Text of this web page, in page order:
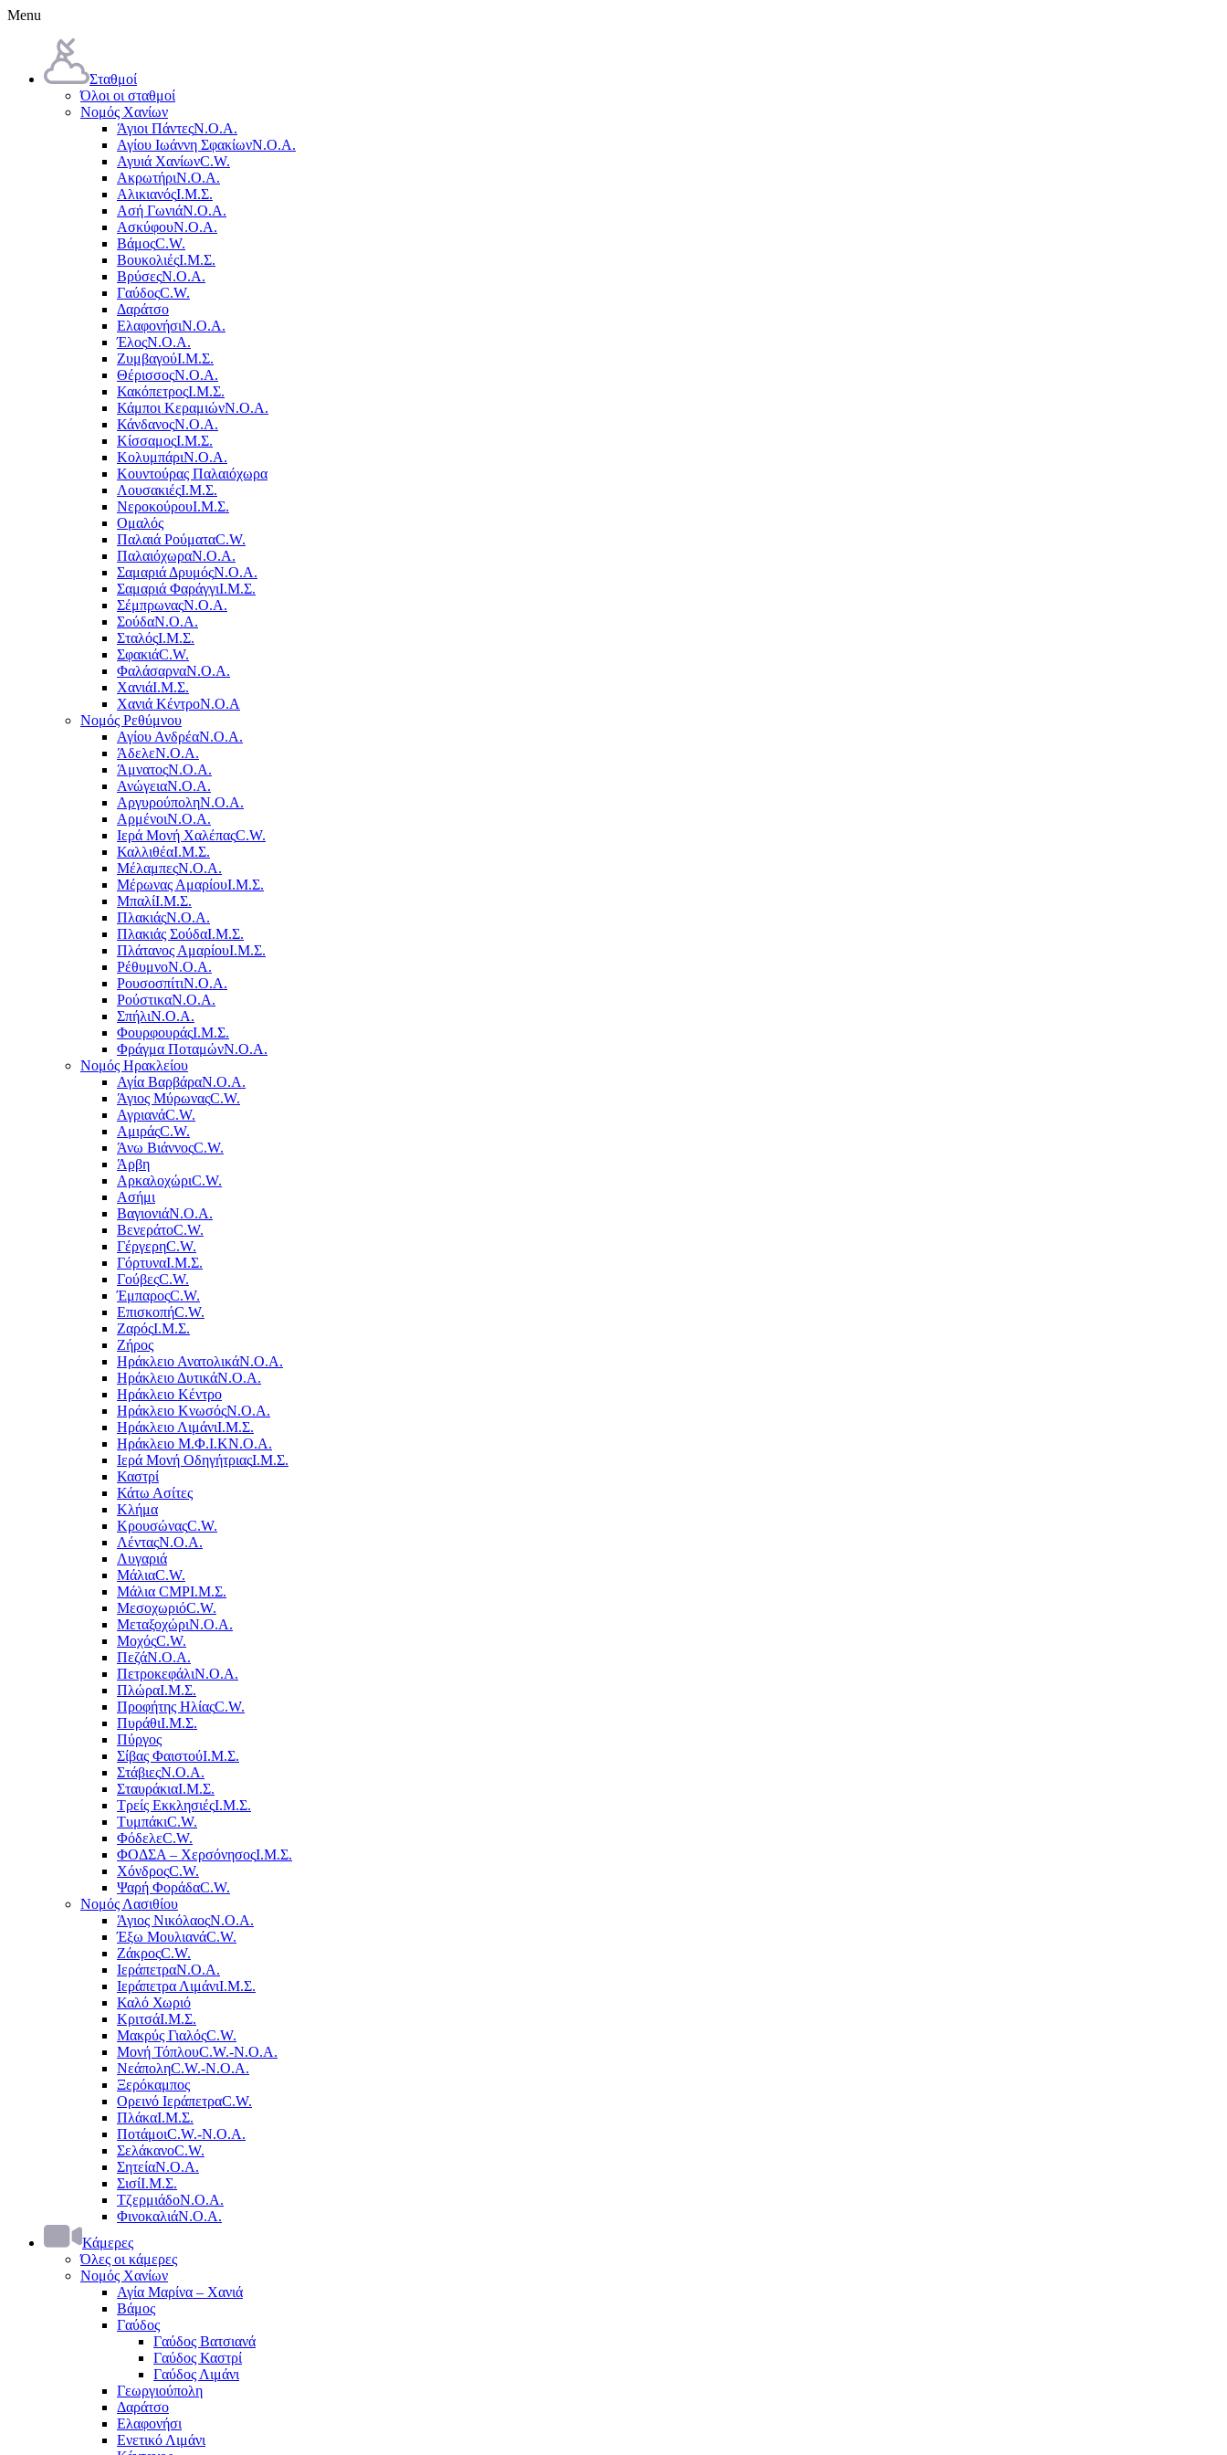
Menu
Σταθμοί
Όλοι οι σταθμοί
Νομός Χανίων
Άγιοι ΠάντεςΝ.Ο.Α.
Αγίου Ιωάννη ΣφακίωνΝ.Ο.Α.
Αγυιά ΧανίωνC.W.
ΑκρωτήριΝ.Ο.Α.
ΑλικιανόςΙ.Μ.Σ.
Ασή ΓωνιάΝ.Ο.Α.
ΑσκύφουΝ.Ο.Α.
ΒάμοςC.W.
ΒουκολιέςΙ.Μ.Σ.
ΒρύσεςΝ.Ο.Α.
ΓαύδοςC.W.
Δαράτσο
ΕλαφονήσιΝ.Ο.Α.
ΈλοςΝ.Ο.Α.
ΖυμβαγούΙ.Μ.Σ.
ΘέρισσοςΝ.Ο.Α.
ΚακόπετροςΙ.Μ.Σ.
Κάμποι ΚεραμιώνΝ.Ο.Α.
ΚάνδανοςΝ.Ο.Α.
ΚίσσαμοςΙ.Μ.Σ.
ΚολυμπάριΝ.Ο.Α.
Κουντούρας Παλαιόχωρα
ΛουσακιέςΙ.Μ.Σ.
ΝεροκούρουΙ.Μ.Σ.
Ομαλός
Παλαιά ΡούματαC.W.
ΠαλαιόχωραΝ.Ο.Α.
Σαμαριά ΔρυμόςΝ.Ο.Α.
Σαμαριά ΦαράγγιΙ.Μ.Σ.
ΣέμπρωναςΝ.Ο.Α.
ΣούδαΝ.Ο.Α.
ΣταλόςΙ.Μ.Σ.
ΣφακιάC.W.
ΦαλάσαρναΝ.Ο.Α.
ΧανιάΙ.Μ.Σ.
Χανιά ΚέντροN.O.A
Νομός Ρεθύμνου
Αγίου ΑνδρέαΝ.Ο.Α.
ΆδελεΝ.Ο.Α.
ΆμνατοςΝ.Ο.Α.
ΑνώγειαΝ.Ο.Α.
ΑργυρούποληΝ.Ο.Α.
ΑρμένοιΝ.Ο.Α.
Ιερά Μονή ΧαλέπαςC.W.
ΚαλλιθέαΙ.Μ.Σ.
ΜέλαμπεςΝ.Ο.Α.
Μέρωνας ΑμαρίουΙ.Μ.Σ.
ΜπαλίΙ.Μ.Σ.
ΠλακιάςΝ.Ο.Α.
Πλακιάς ΣούδαΙ.Μ.Σ.
Πλάτανος ΑμαρίουΙ.Μ.Σ.
ΡέθυμνοΝ.Ο.Α.
ΡουσοσπίτιΝ.Ο.Α.
ΡούστικαΝ.Ο.Α.
ΣπήλιΝ.Ο.Α.
ΦουρφουράςΙ.Μ.Σ.
Φράγμα ΠοταμώνΝ.Ο.Α.
Νομός Ηρακλείου
Αγία ΒαρβάραΝ.Ο.Α.
Άγιος ΜύρωναςC.W.
ΑγριανάC.W.
ΑμιράςC.W.
Άνω ΒιάννοςC.W.
Άρβη
ΑρκαλοχώριC.W.
Ασήμι
ΒαγιονιάΝ.Ο.Α.
ΒενεράτοC.W.
ΓέργερηC.W.
ΓόρτυναΙ.Μ.Σ.
ΓούβεςC.W.
ΈμπαροςC.W.
ΕπισκοπήC.W.
ΖαρόςΙ.Μ.Σ.
Ζήρος
Ηράκλειο ΑνατολικάΝ.Ο.Α.
Ηράκλειο ΔυτικάΝ.Ο.Α.
Ηράκλειο Κέντρο
Ηράκλειο ΚνωσόςΝ.Ο.Α.
Ηράκλειο ΛιμάνιΙ.Μ.Σ.
Ηράκλειο Μ.Φ.Ι.ΚΝ.Ο.Α.
Ιερά Μονή ΟδηγήτριαςΙ.Μ.Σ.
Καστρί
Κάτω Ασίτες
Κλήμα
ΚρουσώναςC.W.
ΛένταςΝ.Ο.Α.
Λυγαριά
ΜάλιαC.W.
Μάλια CMPΙ.Μ.Σ.
ΜεσοχωριόC.W.
ΜεταξοχώριΝ.Ο.Α.
ΜοχόςC.W.
ΠεζάΝ.Ο.Α.
ΠετροκεφάλιΝ.Ο.Α.
ΠλώραΙ.Μ.Σ.
Προφήτης ΗλίαςC.W.
ΠυράθιΙ.Μ.Σ.
Πύργος
Σίβας ΦαιστούΙ.Μ.Σ.
ΣτάβιεςΝ.Ο.Α.
ΣταυράκιαΙ.Μ.Σ.
Τρείς ΕκκλησιέςΙ.Μ.Σ.
ΤυμπάκιC.W.
ΦόδελεC.W.
ΦΟΔΣΑ – ΧερσόνησοςΙ.Μ.Σ.
ΧόνδροςC.W.
Ψαρή ΦοράδαC.W.
Νομός Λασιθίου
Άγιος ΝικόλαοςΝ.Ο.Α.
Έξω ΜουλιανάC.W.
ΖάκροςC.W.
ΙεράπετραΝ.Ο.Α.
Ιεράπετρα ΛιμάνιΙ.Μ.Σ.
Καλό Χωριό
ΚριτσάΙ.Μ.Σ.
Μακρύς ΓιαλόςC.W.
Μονή ΤόπλουC.W.-Ν.Ο.Α.
ΝεάποληC.W.-Ν.Ο.Α.
Ξερόκαμπος
Ορεινό ΙεράπετραC.W.
ΠλάκαΙ.Μ.Σ.
ΠοτάμοιC.W.-Ν.Ο.Α.
ΣελάκανοC.W.
ΣητείαΝ.Ο.Α.
ΣισίΙ.Μ.Σ.
ΤζερμιάδοΝ.Ο.Α.
ΦινοκαλιάΝ.Ο.Α.
Κάμερες
Όλες οι κάμερες
Νομός Χανίων
Αγία Μαρίνα – Χανιά
Βάμος
Γαύδος
Γαύδος Βατσιανά
Γαύδος Καστρί
Γαύδος Λιμάνι
Γεωργιούπολη
Δαράτσο
Ελαφονήσι
Ενετικό Λιμάνι